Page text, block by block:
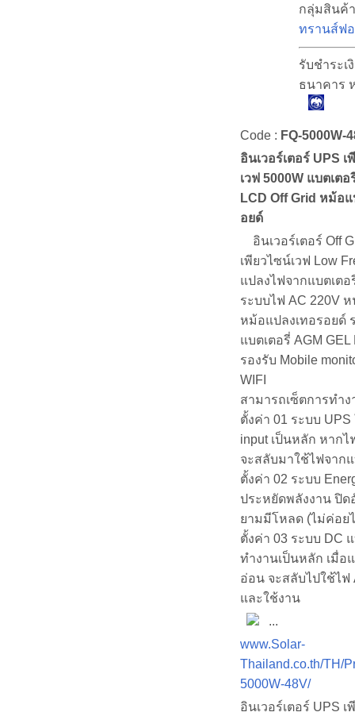
กลุ่มสินค้
ทรานส์ฟอ
รับชำระเ
ธนาคาร
Code : FQ-5000W-
อินเวอร์เตอร์ UPS เ
เวฟ 5000W แบตเตอ
LCD Off Grid หม้อแ
อยด์
อินเวอร์เตอร์ Off
เพียวไซน์เวฟ Low
แปลงไฟจากแบตเตอ
ระบบไฟ AC 220V
หม้อแปลงเทอรอยด์
แบตเตอรี่ AGM GEL
รองรับ Mobile
WIFI
สามารถเซ็ตการทำง
ตั้งค่า 01 ระบบ UPS
input เป็นหลัก หากไ
จะสลับมาใช้ไฟจาก
ตั้งค่า 02 ระบบ
ประหยัดพลังงาน ปิ
ยามมีโหลด (ไม่ค่อย
ตั้งค่า 03 ระบบ DC
ทำงานเป็นหลัก เมื่อ
อ่อน จะสลับไปใช้ไฟ
และใช้งาน
...
www.Solar-
Thailand.co.th/TH/
5000W-48V/
อินเวอร์เตอร์ UPS เ